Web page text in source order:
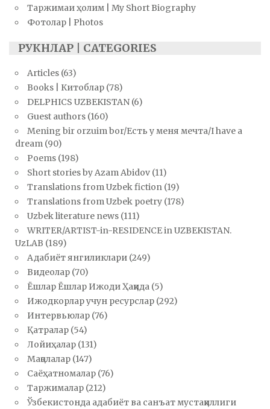
Таржимаи ҳолим | My Short Biography
Фотолар | Photos
РУКНЛАР | CATEGORIES
Articles (63)
Books | Китоблар (78)
DELPHICS UZBEKISTAN (6)
Guest authors (160)
Mening bir orzuim bor/Есть у меня мечта/I have a
dream (90)
Poems (198)
Short stories by Azam Abidov (11)
Translations from Uzbek fiction (19)
Translations from Uzbek poetry (178)
Uzbek literature news (111)
WRITER/ARTIST-in-RESIDENCE in UZBEKISTAN.
UzLAB (189)
Адабиёт янгиликлари (249)
Видеолар (70)
Ёшлар Ёшлар Ижоди Ҳақида (5)
Ижодкорлар учун ресурслар (292)
Интервьюлар (76)
Қатралар (54)
Лойиҳалар (131)
Мақолалар (147)
Саёҳатномалар (76)
Таржималар (212)
Ўзбекистонда адабиёт ва санъат мустақиллиги